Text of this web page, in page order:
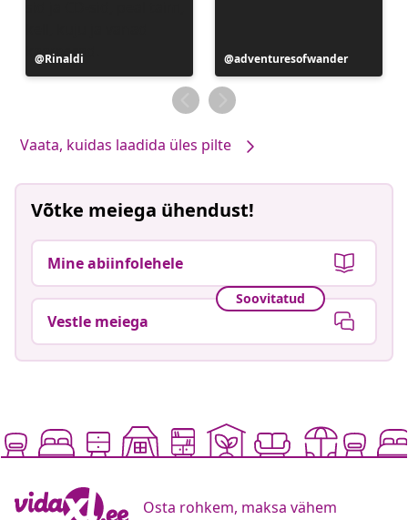
Postitus
avaldatud
Rinaldi
Postitus
avaldatud
adventuresofwander
Vaata, kuidas laadida üles pilte
Võtke meiega ühendust!
Mine abiinfolehele
Soovitatud
Vestle meiega
Osta rohkem, maksa vähem